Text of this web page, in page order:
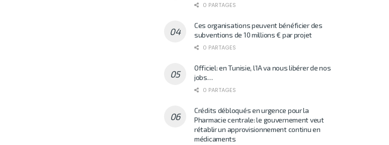
0 PARTAGES
Ces organisations peuvent bénéficier des
subventions de 10 millions € par projet
0 PARTAGES
Officiel: en Tunisie, l’IA va nous libérer de nos
jobs…
0 PARTAGES
Crédits débloqués en urgence pour la
Pharmacie centrale: le gouvernement veut
rétablir un approvisionnement continu en
médicaments